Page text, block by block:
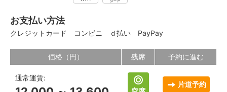
お支払い方法
クレジットカード コンビニ ｄ払い PayPay
価格（円） 残席 予約に進む
通常運賃:
片道予約